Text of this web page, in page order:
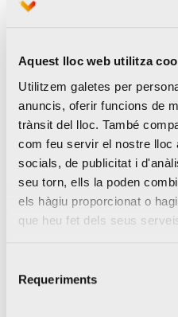
Aquest lloc web utilitza
Utilitzem galetes per
anuncis, oferir funcions de
trànsit del lloc. També
com feu servir el nostre lloc
socials, de publicitat i
seu torn, ells la poden
els hàgiu proporcionat o
que heu fet dels seus
Requeriments
juntament amb Ximo
que els anteriors i
corredors, tant els
populars, podran volar i
marques ací, que per
Ciudad del Running i ja
rècords del món als
Blanca Iribas, de l’SD
només 14 metres de